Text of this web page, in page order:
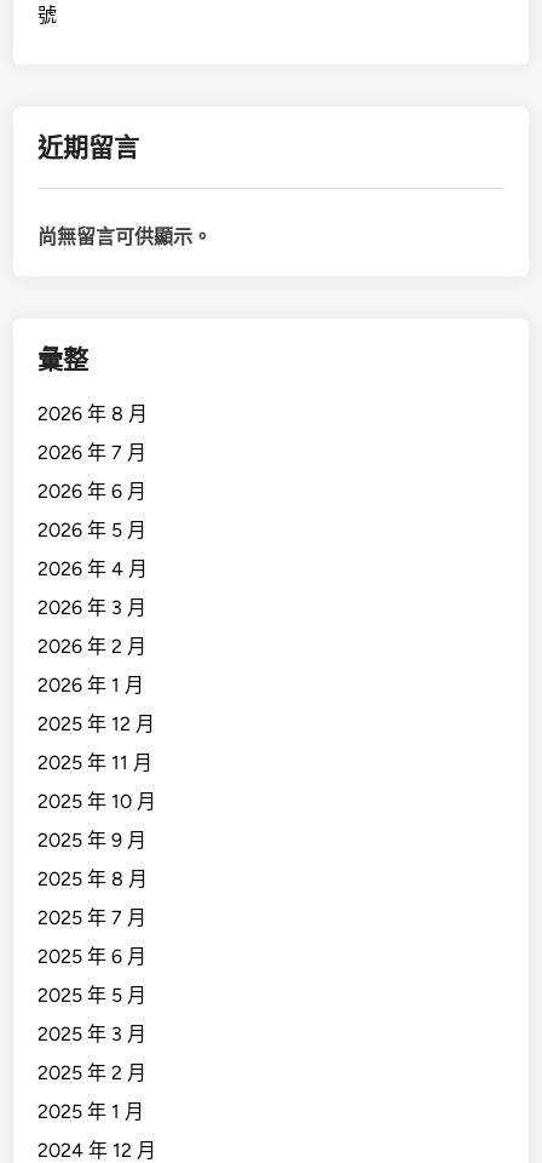
號
近期留言
尚無留言可供顯示。
彙整
2026 年 8 月
2026 年 7 月
2026 年 6 月
2026 年 5 月
2026 年 4 月
2026 年 3 月
2026 年 2 月
2026 年 1 月
2025 年 12 月
2025 年 11 月
2025 年 10 月
2025 年 9 月
2025 年 8 月
2025 年 7 月
2025 年 6 月
2025 年 5 月
2025 年 3 月
2025 年 2 月
2025 年 1 月
2024 年 12 月